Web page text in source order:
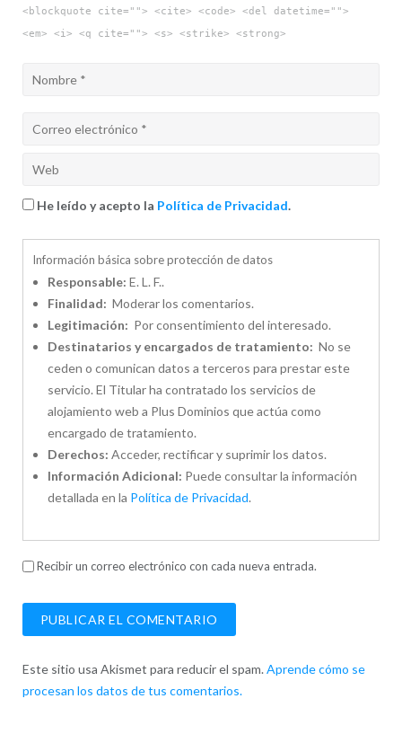
<blockquote cite=""> <cite> <code> <del datetime="">
<em> <i> <q cite=""> <s> <strike> <strong>
He leído y acepto la Política de Privacidad.
Información básica sobre protección de datos
Responsable: E. L. F..
Finalidad: Moderar los comentarios.
Legitimación: Por consentimiento del interesado.
Destinatarios y encargados de tratamiento: No se
ceden o comunican datos a terceros para prestar este
servicio. El Titular ha contratado los servicios de
alojamiento web a Plus Dominios que actúa como
encargado de tratamiento.
Derechos: Acceder, rectificar y suprimir los datos.
Información Adicional: Puede consultar la información
detallada en la Política de Privacidad.
Recibir un correo electrónico con cada nueva entrada.
Este sitio usa Akismet para reducir el spam. Aprende cómo se
procesan los datos de tus comentarios.